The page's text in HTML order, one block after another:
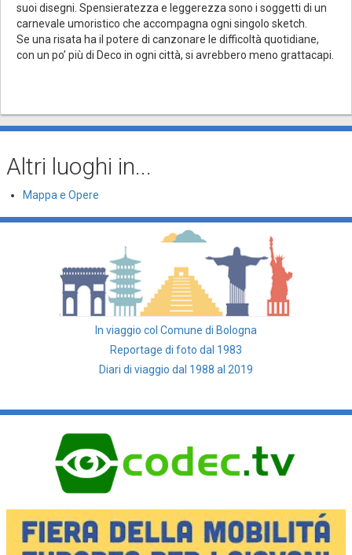
suoi disegni. Spensieratezza e leggerezza sono i soggetti di un
carnevale umoristico che accompagna ogni singolo sketch.
Se una risata ha il potere di canzonare le difficoltà quotidiane,
con un po’ più di Deco in ogni città, si avrebbero meno grattacapi.
Altri luoghi in...
Mappa e Opere
In viaggio col Comune di Bologna
Reportage di foto dal 1983
Diari di viaggio dal 1988 al 2019